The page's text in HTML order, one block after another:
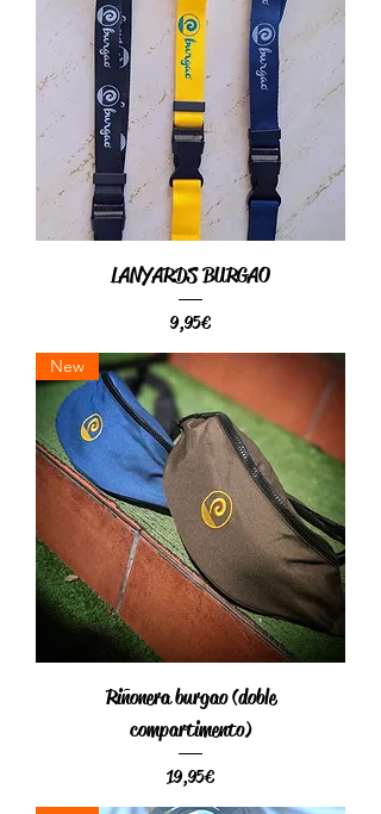
LANYARDS BURGAO
Precio
9,95 €
New
Riñonera burgao (doble
compartimento)
Precio
19,95 €